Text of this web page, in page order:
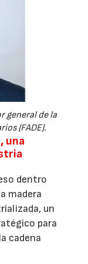
general de la
(FADE).
una
dentro
madera
un
para
cadena